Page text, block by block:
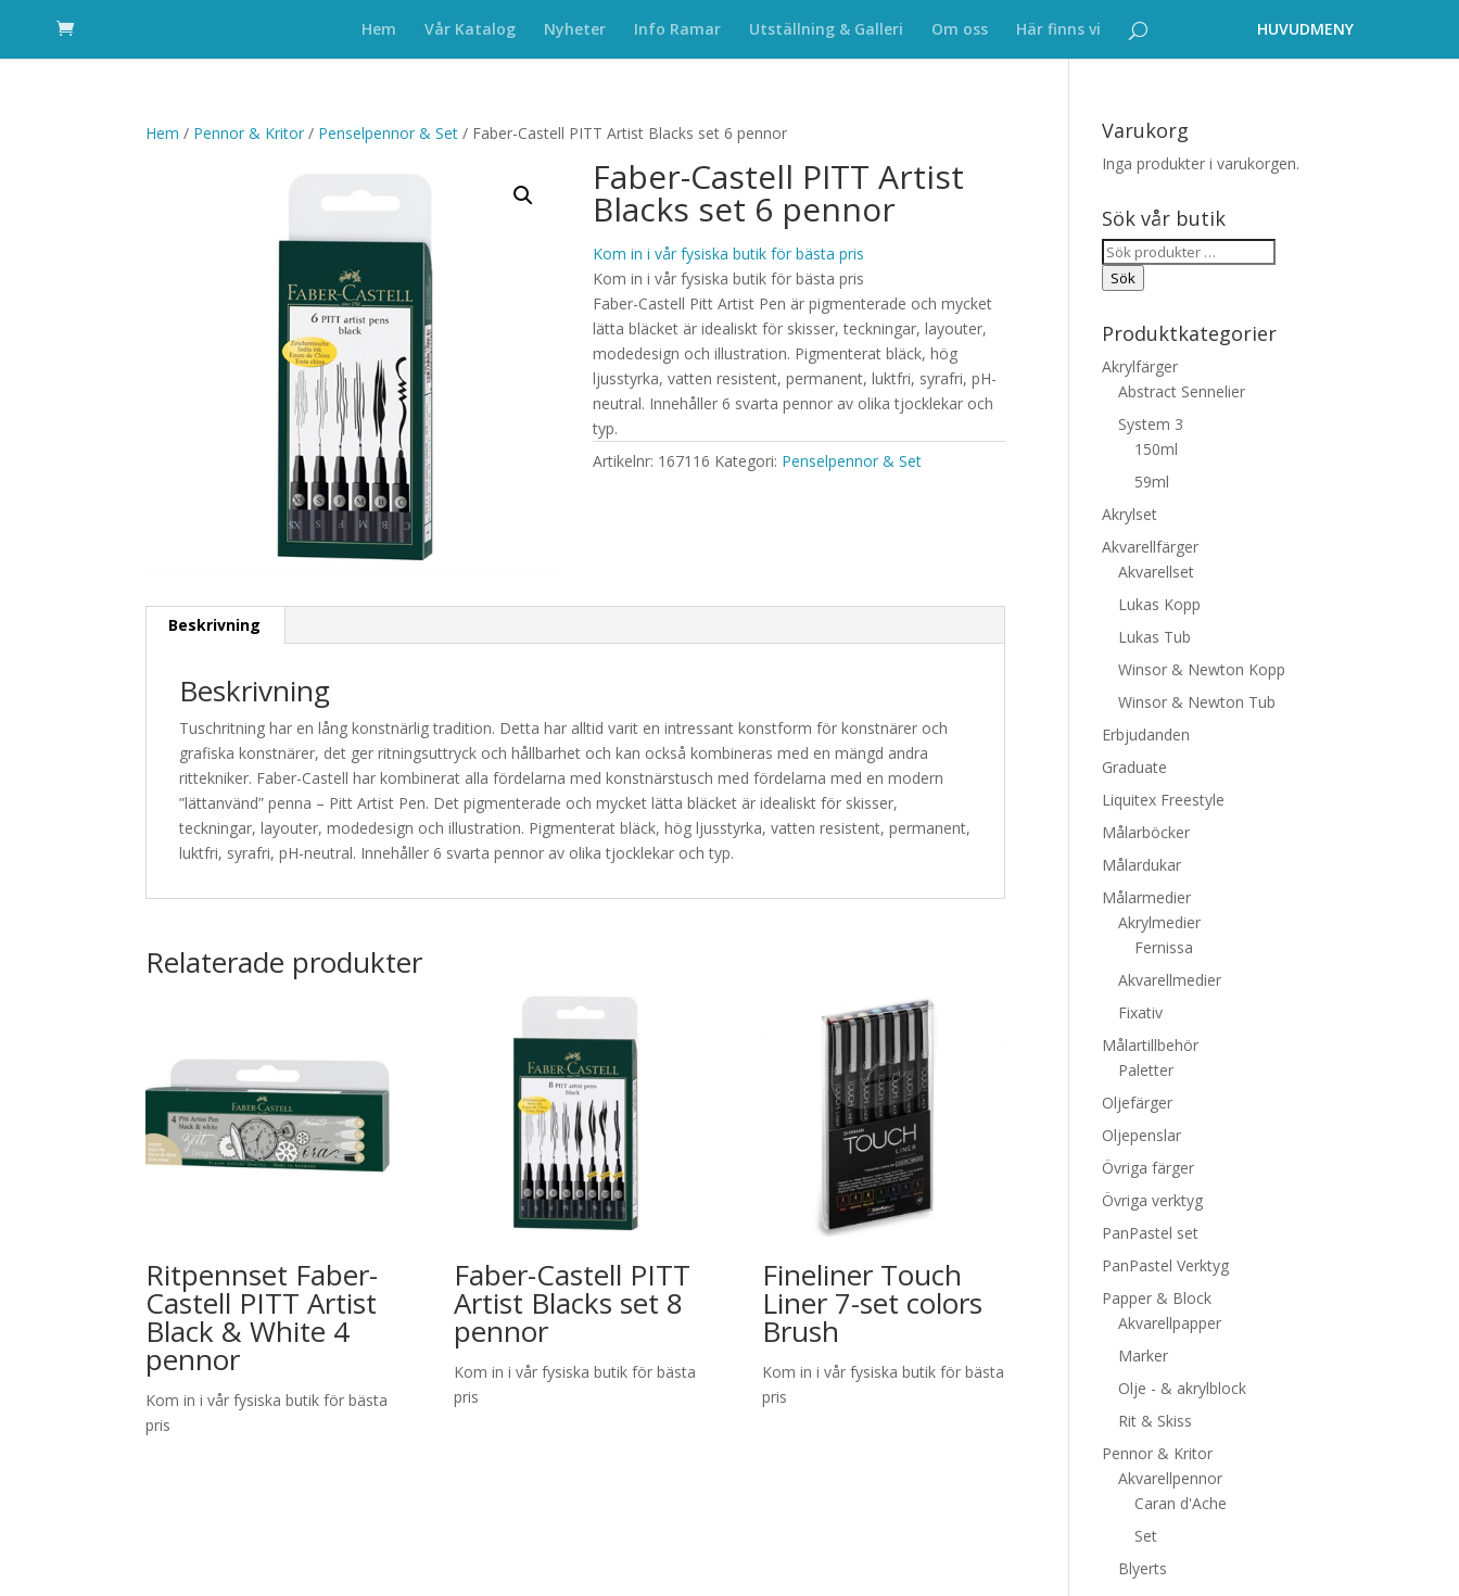
Hem Vår Katalog Nyheter Info Ramar Utställning & Galleri Om oss Här finns vi
Hem / Pennor & Kritor / Penselpennor & Set / Faber-Castell PITT Artist Blacks set 6 pennor
Faber-Castell PITT Artist
Blacks set 6 pennor
Kom in i vår fysiska butik för bästa pris
Kom in i vår fysiska butik för bästa pris
Faber-Castell Pitt Artist Pen är pigmenterade och mycket
lätta bläcket är idealiskt för skisser, teckningar, layouter,
modedesign och illustration. Pigmenterat bläck, hög
ljusstyrka, vatten resistent, permanent, luktfri, syrafri, pH-
neutral. Innehåller 6 svarta pennor av olika tjocklekar och
typ.
Artikelnr: 167116 Kategori: Penselpennor & Set
Beskrivning
Beskrivning
Tuschritning har en lång konstnärlig tradition. Detta har alltid varit en intressant konstform för konstnärer och
grafiska konstnärer, det ger ritningsuttryck och hållbarhet och kan också kombineras med en mängd andra
rittekniker. Faber-Castell har kombinerat alla fördelarna med konstnärstusch med fördelarna med en modern
”lättanvänd” penna – Pitt Artist Pen. Det pigmenterade och mycket lätta bläcket är idealiskt för skisser,
teckningar, layouter, modedesign och illustration. Pigmenterat bläck, hög ljusstyrka, vatten resistent, permanent,
luktfri, syrafri, pH-neutral. Innehåller 6 svarta pennor av olika tjocklekar och typ.
Relaterade produkter
Ritpennset Faber-
Castell PITT Artist
Black & White 4
pennor
Kom in i vår fysiska butik för bästa
pris
Faber-Castell PITT
Artist Blacks set 8
pennor
Kom in i vår fysiska butik för bästa
pris
Fineliner Touch
Liner 7-set colors
Brush
Kom in i vår fysiska butik för bästa
pris
Varukorg
Inga produkter i varukorgen.
Sök vår butik
Sök
efter:
Sök
Produktkategorier
Akrylfärger
Abstract Sennelier
System 3
150ml
59ml
Akrylset
Akvarellfärger
Akvarellset
Lukas Kopp
Lukas Tub
Winsor & Newton Kopp
Winsor & Newton Tub
Erbjudanden
Graduate
Liquitex Freestyle
Målarböcker
Målardukar
Målarmedier
Akrylmedier
Fernissa
Akvarellmedier
Fixativ
Målartillbehör
Paletter
Oljefärger
Oljepenslar
Övriga färger
Övriga verktyg
PanPastel set
PanPastel Verktyg
Papper & Block
Akvarellpapper
Marker
Olje - & akrylblock
Rit & Skiss
Pennor & Kritor
Akvarellpennor
Caran d'Ache
Set
Blyerts